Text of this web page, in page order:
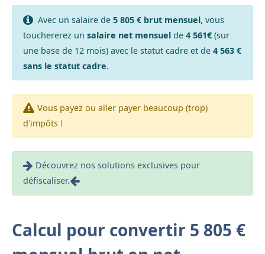
Avec un salaire de 5 805 € brut mensuel, vous
touchererez un salaire net mensuelde 4 561€(sur
une base de 12 mois) avec le statut cadre et de 4 563 €
sans le statut cadre.
Vous payez ou aller payer beaucoup (trop)
d'impôts !
Découvrez nos solutions exclusives pour
défiscaliser.
Calcul pour convertir 5 805 €